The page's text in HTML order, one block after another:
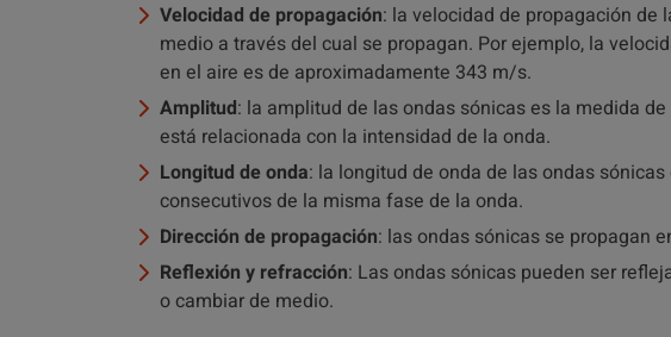
Velocidad de propagación: la velocidad de propagación de
medio a través del cual se propagan. Por ejemplo, la
en el aire es de aproximadamente 343 m/s.
Amplitud: la amplitud de las ondas sónicas es la medida
está relacionada con la intensidad de la onda.
Longitud de onda: la longitud de onda de las ondas
consecutivos de la misma fase de la onda.
Dirección de propagación: las ondas sónicas se propagan
Reflexión y refracción: Las ondas sónicas pueden ser
o cambiar de medio.